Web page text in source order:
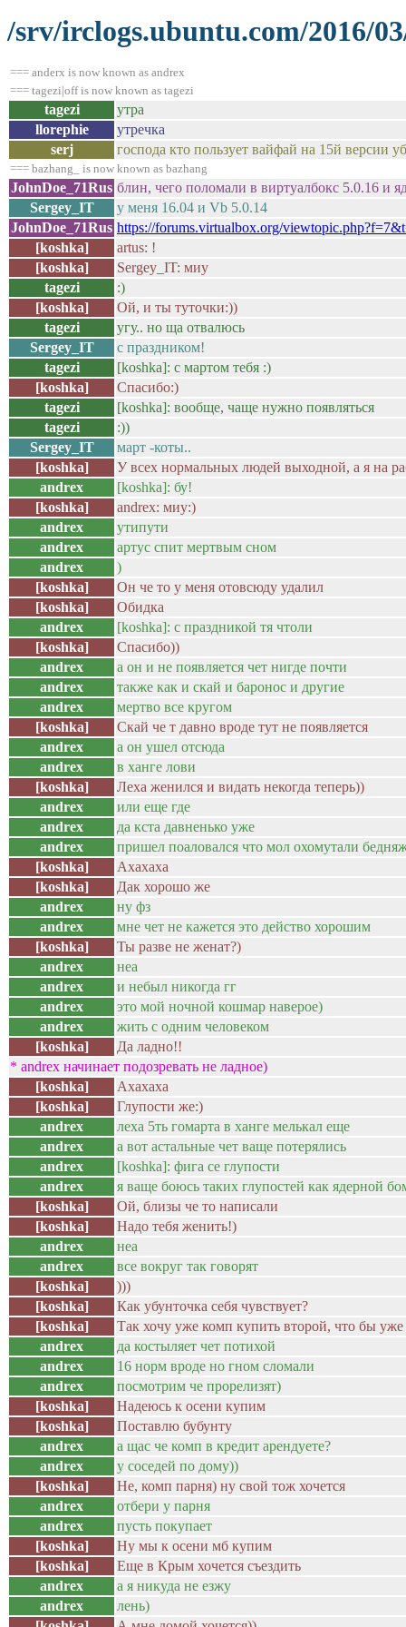
/srv/irclogs.ubuntu.com/2016/
=== anderx is now known as andrex
=== tagezi|off is now known as tagezi
tagezi
утра
llorephie
утречка
serj
господа кто пользует вайфай на 15й версии
=== bazhang_ is now known as bazhang
JohnDoe_71Rus блин, чего поломали в виртуалбокс 5.0.16 и
Sergey_IT
у меня 16.04 и Vb 5.0.14
JohnDoe_71Rus https://forums.virtualbox.org/
[koshka]
artus: !
[koshka]
Sergey_IT: миу
tagezi
:)
[koshka]
Ой, и ты туточки:))
tagezi
угу.. но ща отвалюсь
Sergey_IT
с праздником!
tagezi
[koshka]: с мартом тебя :)
[koshka]
Спасибо:)
tagezi
[koshka]: вообще, чаще нужно появляться
tagezi
:))
Sergey_IT
март -коты..
[koshka]
У всех нормальных людей выходной, а я на
andrex
[koshka]: бу!
[koshka]
andrex: миу:)
andrex
утипути
andrex
артус спит мертвым сном
andrex
)
[koshka]
Он че то у меня отовсюду удалил
[koshka]
Обидка
andrex
[koshka]: с праздникой тя чтоли
[koshka]
Спасибо))
andrex
а он и не появляется чет нигде почти
andrex
также как и скай и баронос и другие
andrex
мертво все кругом
[koshka]
Скай че т давно вроде тут не появляется
andrex
а он ушел отсюда
andrex
в ханге лови
[koshka]
Леха женился и видать некогда теперь))
andrex
или еще где
andrex
да кста давненько уже
andrex
пришел поаловался что мол охомутали
[koshka]
Ахахаха
[koshka]
Дак хорошо же
andrex
ну фз
andrex
мне чет не кажется это действо хорошим
[koshka]
Ты разве не женат?)
andrex
неа
andrex
и небыл никогда гг
andrex
это мой ночной кошмар наверое)
andrex
жить с одним человеком
[koshka]
Да ладно!!
* andrex начинает подозревать не ладное)
[koshka]
Ахахаха
[koshka]
Глупости же:)
andrex
леха 5ть гомарта в ханге мелькал еще
andrex
а вот астальные чет ваще потерялись
andrex
[koshka]: фига се глупости
andrex
я ваще боюсь таких глупостей как ядерной
[koshka]
Ой, близы че то написали
[koshka]
Надо тебя женить!)
andrex
неа
andrex
все вокруг так говорят
[koshka]
)))
[koshka]
Как убунточка себя чувствует?
[koshka]
Так хочу уже комп купить второй, что бы
andrex
да костыляет чет потихой
andrex
16 норм вроде но гном сломали
andrex
посмотрим че прорелизят)
[koshka]
Надеюсь к осени купим
[koshka]
Поставлю бубунту
andrex
а щас че комп в кредит арендуете?
andrex
у соседей по дому))
[koshka]
Не, комп парня) ну свой тож хочется
andrex
отбери у парня
andrex
пусть покупает
[koshka]
Ну мы к осени мб купим
[koshka]
Еще в Крым хочется съездить
andrex
а я никуда не езжу
andrex
лень)